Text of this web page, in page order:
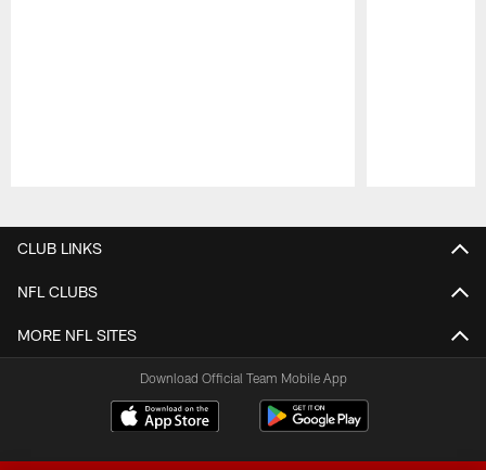
CLUB LINKS
NFL CLUBS
MORE NFL SITES
Download Official Team Mobile App